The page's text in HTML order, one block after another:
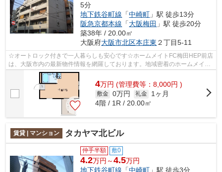
5分
地下鉄谷町線 「中崎町 」駅 徒歩13分
阪急京都本線 「大阪梅田 」駅 徒歩20分
築38年 / 20.00㎡
大阪府大阪市北区本庄東 ２丁目5-11
☆オートロック付きで一人暮らしも安心です☆ホームメイトFC梅田HEP前店
は、大阪市内の最新物件情報を網羅しております。地域密着のホームメイト
FC梅田HEP前店だからできるお部屋探し品...
4万円 (管理費等：8,000円 )
敷金 0万円 礼金
1ヶ月
4階 / 1R / 20.00㎡
賃貸 | マンション タカヤマ北ビル
仲手半額 敷0
4.2万円～4.5万円
地下鉄谷町線 「中崎町 」駅 徒歩3分